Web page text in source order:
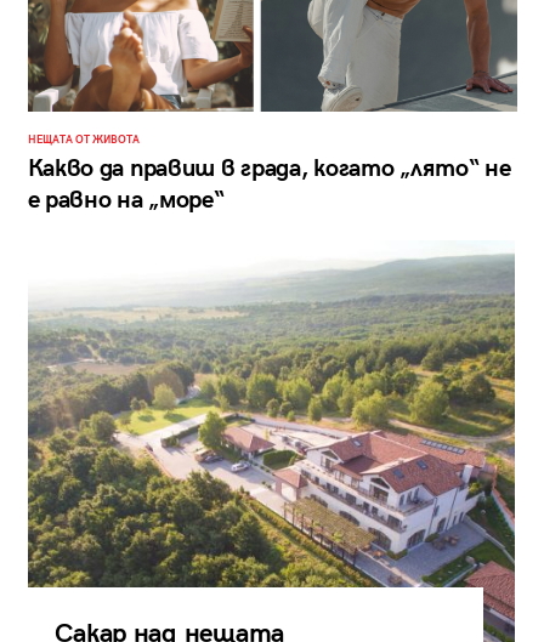
НЕЩАТА ОТ ЖИВОТА
Какво да правиш в града, когато „лято“ не
е равно на „море“
Сакар над нещата